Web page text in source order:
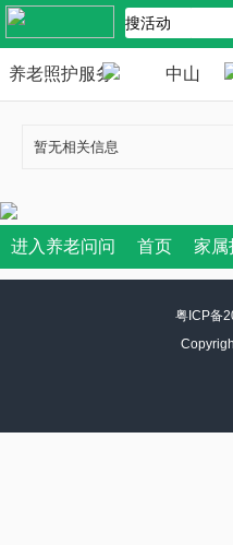
养老照护服务 中山
暂无相关信息
进入养老问问 首页 家属
粤ICP备